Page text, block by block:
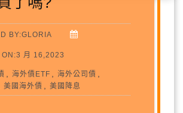
BY:GLORIA
ON:3 月 16,2023
,海外債ETF ,海外公司債 ,
美國海外債 ,美國降息